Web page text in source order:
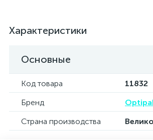
Характеристики
Основные
Код товара
11832
Бренд
Страна производства